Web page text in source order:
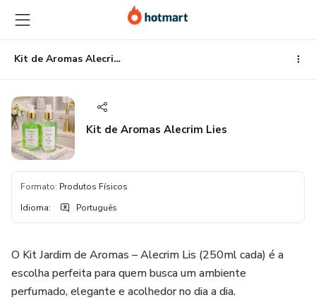
para
o
conteúdo
principal
para
o
pagamento
para
o
rodapé
Kit de Aromas Alecrim Lies
Kit de Aromas Alecrim Lies
Formato: Produtos Físicos
Idioma: Português
O Kit Jardim de Aromas – Alecrim Lis (250ml cada) é a
escolha perfeita para quem busca um ambiente
perfumado, elegante e acolhedor no dia a dia.